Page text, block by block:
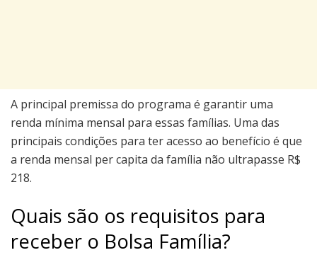
A principal premissa do programa é garantir uma
renda mínima mensal para essas famílias. Uma das
principais condições para ter acesso ao benefício é que
a renda mensal per capita da família não ultrapasse R$
218.
Quais são os requisitos para
receber o Bolsa Família?